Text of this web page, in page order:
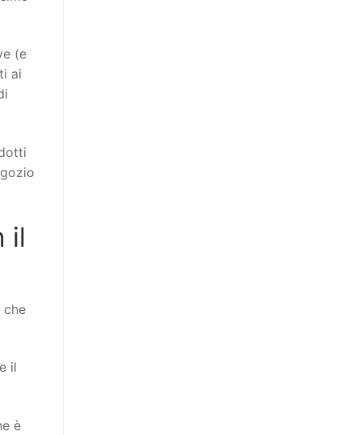
(e
ai
il
che
il
è